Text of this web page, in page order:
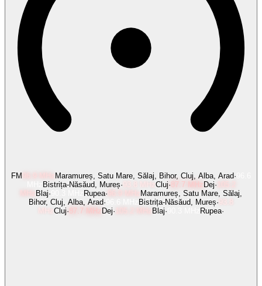
FM Maramureș, Satu Mare, Sălaj, Bihor, Cluj, Alba, Arad·
Bistrița-Năsăud, Mureș· Cluj· 87.7 MHz Dej·
Blaj· Rupea·
Maramureș, Satu Mare, Sălaj,
Bihor, Cluj, Alba, Arad· Bistrița-Năsăud, Mureș·
Cluj· 87.7 MHz Dej· Blaj· Rupea·